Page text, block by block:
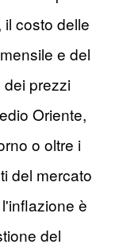
costo delle
e del
prezzi
Oriente,
o oltre i
del mercato
è
del